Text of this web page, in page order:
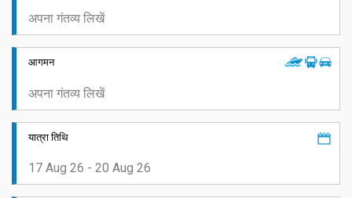
आगमन
यात्रा तिथि